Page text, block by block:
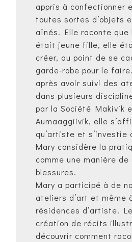
appris à confectionner
toutes sortes d’objets
aînés. Elle raconte que
était jeune fille, elle
créer, au point de se
garde-robe pour le
après avoir suivi des
dans plusieurs
par la Société Makivik
Aumaaggiivik, elle
qu’artiste et s’investie
Mary considère la
comme une manière de
blessures.
Mary a participé à de
ateliers d’art et même
résidences d’artiste.
création de récits
découvrir comment